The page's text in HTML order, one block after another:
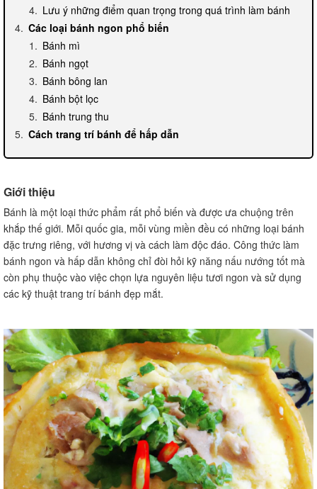
Lưu ý những điểm quan trọng trong quá trình làm bánh
Các loại bánh ngon phổ biến
Bánh mì
Bánh ngọt
Bánh bông lan
Bánh bột lọc
Bánh trung thu
Cách trang trí bánh để hấp dẫn
Sử dụng bột màu và đường kẹo
Câu hỏi thường gặp về công thức làm bánh ngon hấp
dẫn
Có thể thay thế nguyên liệu trong công thức không?
Làm sao để bánh không bị khô?
Bánh nên được bảo quản như thế nào để giữ được hương
vị tốt nhất?
Những lưu ý cần biết khi làm bánh
Tuân thủ thời gian và nhiệt độ nấu nướng
Đọc kỹ hướng dẫn và thực hiện đúng theo công thức
Cách chọn nguyên liệu để làm bánh ngon
Chọn hạt cà phê tươi ngon
Chọn bơ chất lượng tốt
Chọn chocolate chất lượng cao
Cách làm bánh ngon không cần lò nướng
Bánh bí ngô nướng
Bánh bông lan hấp
Giới thiệu
Bánh là một loại thức phẩm rất phổ biến và được ưa chuộng trên
khắp thế giới. Mỗi quốc gia, mỗi vùng miền đều có những loại bánh
đặc trưng riêng, với hương vị và cách làm độc đáo. Công thức làm
bánh ngon và hấp dẫn không chỉ đòi hỏi kỹ năng nấu nướng tốt mà
còn phụ thuộc vào việc chọn lựa nguyên liệu tươi ngon và sử dụng
các kỹ thuật trang trí bánh đẹp mắt.